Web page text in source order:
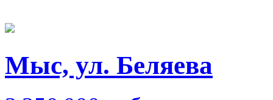
Мыс, ул. Беляева